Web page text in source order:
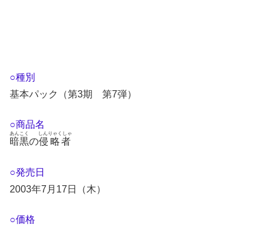
○種別
基本パック（第3期 第7弾）
○商品名
暗黒
あんこく
の侵略者
しんりゃくしゃ
○発売日
2003年7月17日（木）
○価格